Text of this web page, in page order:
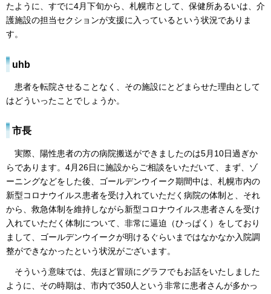
たように、すでに4月下旬から、札幌市として、保健所あるいは、介
護施設の担当セクションが支援に入っているという状況でありま
す。
uhb
患者を転院させることなく、その施設にとどまらせた理由として
はどういったことでしょうか。
市長
実際、陽性患者の方の病院搬送ができましたのは5月10日過ぎか
らであります。4月26日に施設からご相談をいただいて、まず、ゾ
ーニングなどをした後、ゴールデンウイーク期間中は、札幌市内の
新型コロナウイルス患者を受け入れていただく病院の体制と、それ
から、救急体制を維持しながら新型コロナウイルス患者さんを受け
入れていただく体制について、非常に逼迫（ひっぱく）をしており
まして、ゴールデンウイークが明けるぐらいまではなかなか入院調
整ができなかったという状況がございます。
そういう意味では、先ほど冒頭にグラフでもお話をいたしました
ように、その時期は、市内で350人という非常に患者さんが多かっ